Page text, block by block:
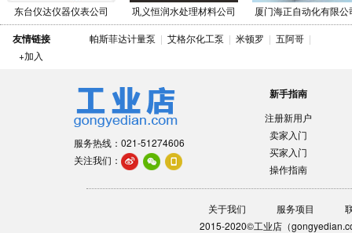
东台仪达仪器仪表公司 巩义恒润水处理材料公司 厦门海正自动化有限公
友情链接
+加入
帕斯菲达计量泵 | 艾格尔化工泵 | 米顿罗 | 五阿哥 |
服务热线：021-51274606
关注我们：
新手指南
注册新用户
卖家入门
买家入门
操作指南
关于我们 服务项目
2015-2020©工业店（